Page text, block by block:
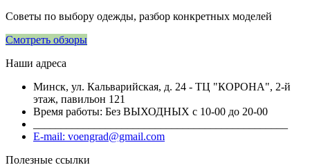
Советы по выбору одежды, разбор конкретных моделей
Смотреть обзоры
Наши адреса
Минск, ул. Кальварийская, д. 24 - ТЦ "КОРОНА", 2-й
этаж, павильон 121
Время работы: Без ВЫХОДНЫХ с 10-00 до 20-00
E-mail: voengrad@gmail.com
Полезные ссылки